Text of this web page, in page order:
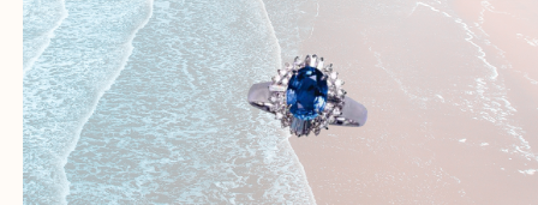
物を整理するケースは年々増加傾向です。
当店ではそういったお困りの方からのご依頼も大歓
整理したいけど値段つくものがわからない…